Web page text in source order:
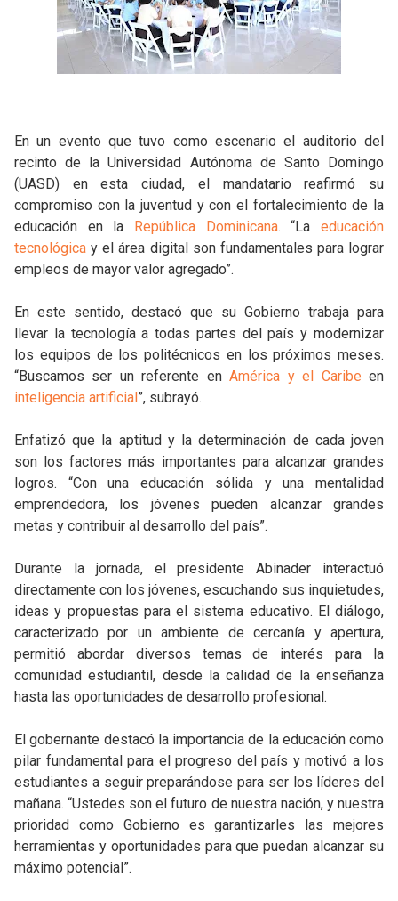
En un evento que tuvo como escenario el auditorio del
recinto de la Universidad Autónoma de Santo Domingo
(UASD) en esta ciudad, el mandatario reafirmó su
compromiso con la juventud y con el fortalecimiento de la
educación en la República Dominicana. “Laeducación
tecnológica y el área digital son fundamentales para lograr
empleos de mayor valor agregado”.
En este sentido, destacó que su Gobierno trabaja para
llevar la tecnología a todas partes del país y modernizar
los equipos de los politécnicos en los próximos meses.
“Buscamos ser un referente enAmérica y el Caribe en
inteligencia artificial”, subrayó.
Enfatizó que la aptitud y la determinación de cada joven
son los factores más importantes para alcanzar grandes
logros. “Con una educación sólida y una mentalidad
emprendedora, los jóvenes pueden alcanzar grandes
metas y contribuir al desarrollo del país”.
Durante la jornada, el presidente Abinader interactuó
directamente con los jóvenes, escuchando sus inquietudes,
ideas y propuestas para el sistema educativo. El diálogo,
caracterizado por un ambiente de cercanía y apertura,
permitió abordar diversos temas de interés para la
comunidad estudiantil, desde la calidad de la enseñanza
hasta las oportunidades de desarrollo profesional.
El gobernante destacó la importancia de la educación como
pilar fundamental para el progreso del país y motivó a los
estudiantes a seguir preparándose para ser los líderes del
mañana. “Ustedes son el futuro de nuestra nación, y nuestra
prioridad como Gobierno es garantizarles las mejores
herramientas y oportunidades para que puedan alcanzar su
máximo potencial”.